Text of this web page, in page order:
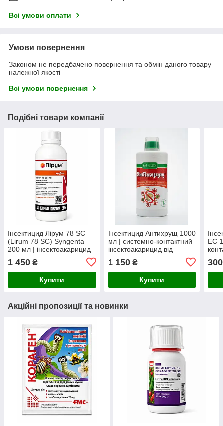
Всі умови оплати
Умови повернення
Законом не передбачено повернення та обмін даного товару
належної якості
Всі умови повернення
Подібні товари компанії
Інсектицид Лірум 78 SC
(Lirum 78 SC) Syngenta
200 мл | інсектоакарицид
1 450 ₴
Купити
Інсектицид Антихрущ 1000
мл | системно-контактний
інсектоакарицид від
капустянки, кліщів та
ґрунтових шкідників
1 150₴
Купити
ЕС
300
Акційні пропозиції та новинки